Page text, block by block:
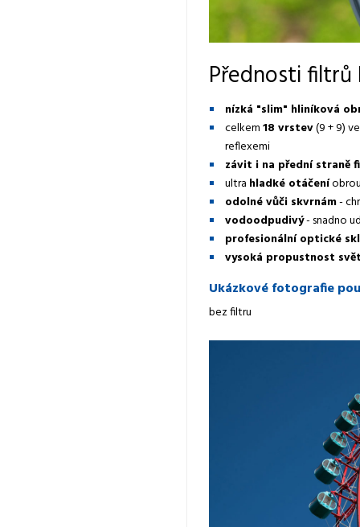
Přednosti filtrů
nízká "slim" hliníková
celkem18 vrstev(9 + 9)
reflexemi
závit i na přední straně
ultra hladké otáčení
odolné vůči skvrnám-
vodoodpudivý- snadno
profesionální optické
vysoká propustnost
Ukázkové fotografie
bez filtru